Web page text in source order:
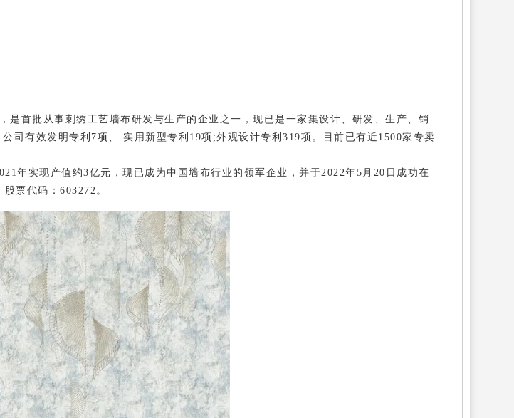
是首批从事刺绣工艺墙布研发与生产的企业之一，现已是一家集设计、研发、生产、销
司有效发明专利7项、 实用新型专利19项;外观设计专利319项。目前已有近1500家专卖
年实现产值约3亿元，现已成为中国墙布行业的领军企业，并于2022年5月20日成功在
票代码：603272。